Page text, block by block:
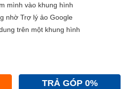
mình vào khung hình
nhờ Trợ lý ảo Google
trên một khung hình
TRẢ GÓP 0%